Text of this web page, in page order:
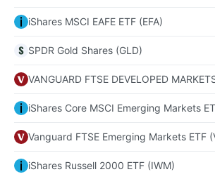
iShares MSCI EAFE ETF (EFA)
SPDR Gold Shares (GLD)
VANGUARD FTSE DEVELOPED
iShares Core MSCI Emerging Markets
Vanguard FTSE Emerging Markets ETF
iShares Russell 2000 ETF (IWM)